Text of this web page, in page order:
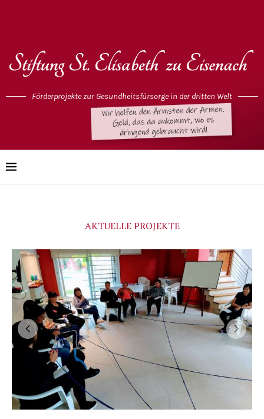
Förderprojekte zur Gesundheitsfürsorge in der dritten Welt
AKTUELLE PROJEKTE